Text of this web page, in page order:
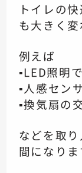
トイレの
も大きく変
例えば
▪️LED照明
▪️人感セン
▪️換気扇の
などを取
間になりま